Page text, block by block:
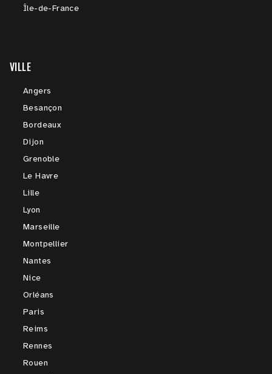
Île-de-France
VILLE
Angers
Besançon
Bordeaux
Dijon
Grenoble
Le Havre
Lille
Lyon
Marseille
Montpellier
Nantes
Nice
Orléans
Paris
Reims
Rennes
Rouen